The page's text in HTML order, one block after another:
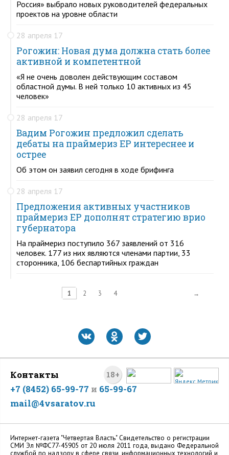
Россия» выбрало новых руководителей федеральных
проектов на уровне области
28 апреля 17
Рогожин: Новая дума должна стать более
активной и компетентной
«Я не очень доволен действующим составом
областной думы. В ней только 10 активных из 45
человек»
28 апреля 17
Вадим Рогожин предложил сделать
дебаты на праймериз ЕР интереснее и
острее
Об этом он заявил сегодня в ходе брифинга
28 апреля 17
Предложения активных участников
праймериз ЕР дополнят стратегию врио
губернатора
На праймериз поступило 367 заявлений от 316
человек. 177 из них являются членами партии, 33
сторонника, 106 беспартийных граждан
1 2 3 4 →
18+
Контакты
+7 (8452) 65-99-77 и 65-99-67
mail@4vsaratov.ru
Интернет-газета "Четвертая Власть" Cвидетельство о регистрации
СМИ Эл №ФС77-45905 от 20 июля 2011 года, выдано Федеральной
службой по надзору в сфере связи, информационных технологий и